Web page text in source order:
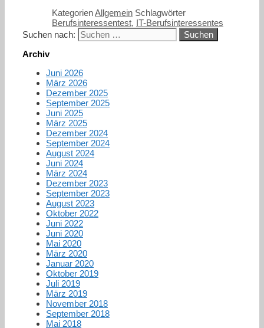
KategorienAllgemein Schlagwörter
Berufsinteressentest, IT-Berufsinteressentes
Suchen nach:
Archiv
Juni 2026
März 2026
Dezember 2025
September 2025
Juni 2025
März 2025
Dezember 2024
September 2024
August 2024
Juni 2024
März 2024
Dezember 2023
September 2023
August 2023
Oktober 2022
Juni 2022
Juni 2020
Mai 2020
März 2020
Januar 2020
Oktober 2019
Juli 2019
März 2019
November 2018
September 2018
Mai 2018